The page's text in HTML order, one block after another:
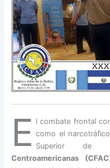
E l combate frontal
como el
Superior
Centroamericanas